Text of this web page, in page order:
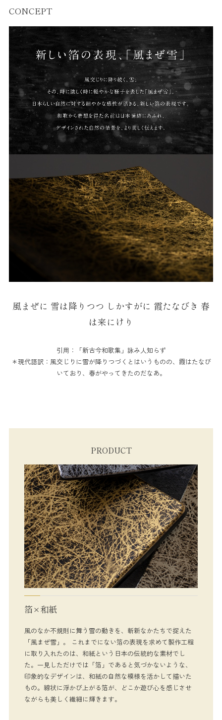
CONCEPT
風まぜに 雪は降りつつ しかすがに 霞たなびき 春
は来にけり
引用：「新古今和歌集」詠み人知らず
＊現代語訳：風交じりに雪が降りつづくとはいうものの、霞はたなび
いており、春がやってきたのだなあ。
PRODUCT
箔×和紙
風のなか不規則に舞う雪の動きを、斬新なかたちで捉えた
「風まぜ雪」。 これまでにない箔の表現を求めて製作工程
に取り入れたのは、和紙という日本の伝統的な素材でし
た。 ​一見しただけでは「箔」であると気づかないような、
印象的なデザインは、和紙の自然な模様を活かして描いた
もの。線状に浮かび上がる箔が、どこか遊び心を感じさせ
ながらも美しく繊細に輝きます。